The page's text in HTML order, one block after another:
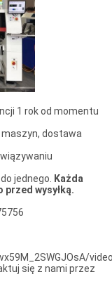
1 rok od momentu
dostawa
jednego. Każda
przed wysyłką.
się z nami przez